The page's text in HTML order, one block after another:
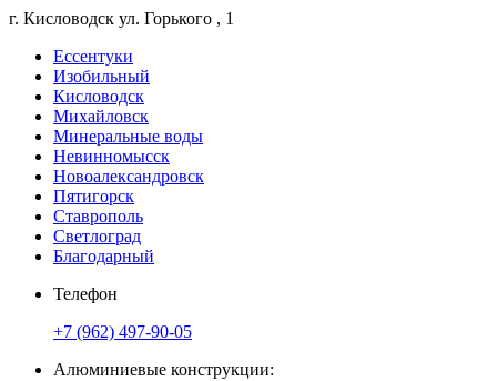
г. Кисловодск ул. Горького , 1
Ессентуки
Изобильный
Кисловодск
Михайловск
Минеральные воды
Невинномысск
Новоалександровск
Пятигорск
Ставрополь
Светлоград
Благодарный
Телефон
+7 (962) 497-90-05
Алюминиевые конструкции: